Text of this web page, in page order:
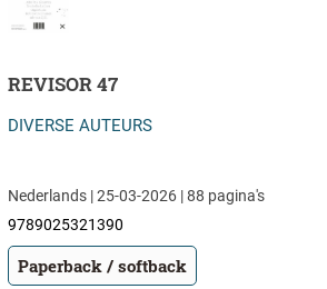
REVISOR 47
DIVERSE AUTEURS
Nederlands | 25-03-2026 | 88 pagina's
9789025321390
Paperback / softback